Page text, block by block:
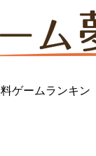
ゲームランキン